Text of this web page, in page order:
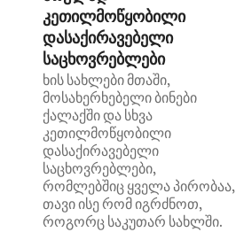
კეთილმოწყობილი
დასაქირავებელი
საცხოვრებლები
ხის სახლები მთაში,
მოსახერხებელი ბინები
ქალაქში და სხვა
კეთილმოწყობილი
დასაქირავებელი
საცხოვრებლები,
რომლებშიც ყველა პირობაა,
თავი ისე რომ იგრძნოთ,
როგორც საკუთარ სახლში.